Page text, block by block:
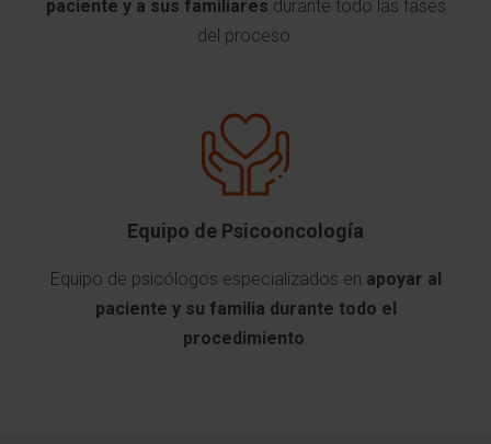
paciente y a sus familiares durante todo las fases
del proceso.
Equipo de Psicooncología
Equipo de psicólogos especializados en apoyar al
paciente y su familia durante todo el
procedimiento.